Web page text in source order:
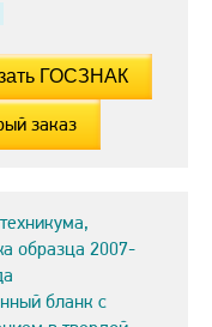
заказ
образца 2007-
бланк с